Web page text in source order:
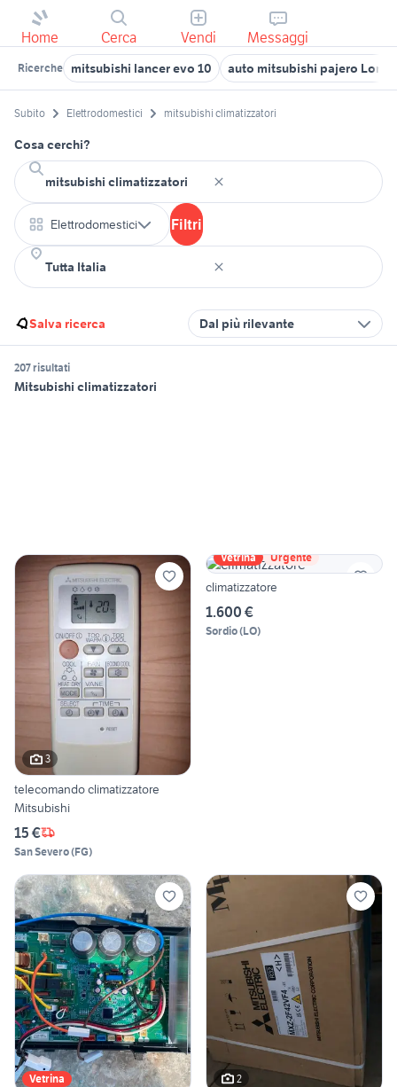
Home Cerca Vendi Messaggi
Ricerche mitsubishi lancer evo 10 auto mitsubishi pajero
Subito Elettrodomestici mitsubishi climatizzatori
Cosa cerchi?
Elettrodomestici Filtri
Salva ricerca Dal più rilevante
207 risultati
Mitsubishi climatizzatori
3
telecomando climatizzatore
Mitsubishi
15 €
San Severo(FG)
Vetrina Urgente
climatizzatore
1.600 €
Sordio(LO)
Vetrina 2